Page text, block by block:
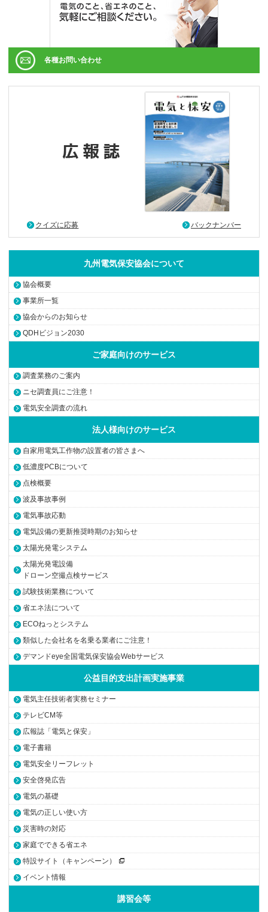
各種お問い合わせ
クイズに応募 バックナンバー
九州電気保安協会について
協会概要
事業所一覧
協会からのお知らせ
QDHビジョン2030
ご家庭向けのサービス
調査業務のご案内
ニセ調査員にご注意！
電気安全調査の流れ
法人様向けのサービス
自家用電気工作物の設置者の皆さまへ
低濃度PCBについて
点検概要
波及事故事例
電気事故応動
電気設備の更新推奨時期のお知らせ
太陽光発電システム
太陽光発電設備
ドローン空撮点検サービス
試験技術業務について
省エネ法について
ECOねっとシステム
類似した会社名を名乗る業者にご注意！
デマンドeye全国電気保安協会Webサービス
公益目的支出計画実施事業
電気主任技術者実務セミナー
テレビCM等
広報誌「電気と保安」
電子書籍
電気安全リーフレット
安全啓発広告
電気の基礎
電気の正しい使い方
災害時の対応
家庭でできる省エネ
特設サイト（キャンペーン）
イベント情報
講習会等